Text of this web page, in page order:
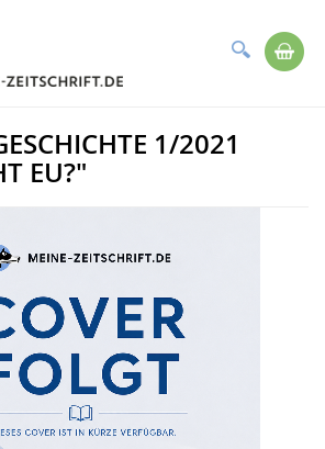
Suche
1/2021
EU?"